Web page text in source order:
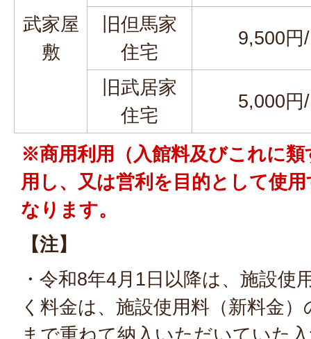
武家屋
敷
旧但馬家
住宅
9,500円
旧武居家
住宅
5,000円
※商用利用（入館料及びこれに
用し、又は営利を目的として使
なります。
【注】
・令和8年4月1日以降は、施設使
く料金は、施設使用料（新料金
まで重ねて納入いただいていた